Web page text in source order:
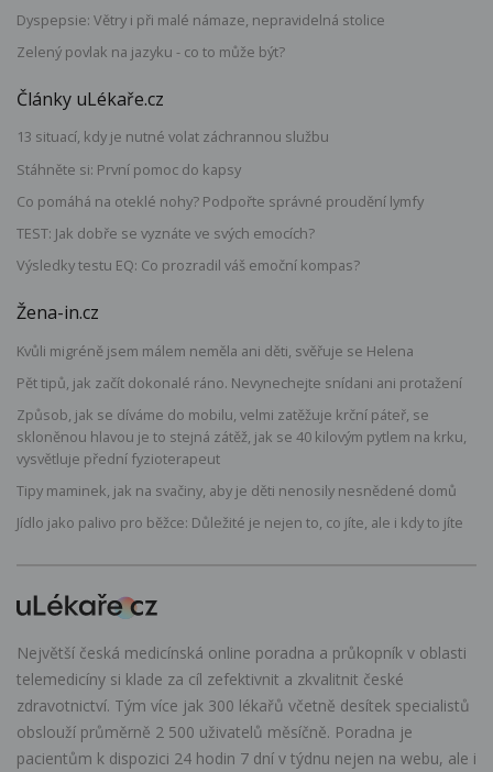
Dyspepsie: Větry i při malé námaze, nepravidelná stolice
Zelený povlak na jazyku - co to může být?
Články uLékaře.cz
13 situací, kdy je nutné volat záchrannou službu
Stáhněte si: První pomoc do kapsy
Co pomáhá na oteklé nohy? Podpořte správné proudění lymfy
TEST: Jak dobře se vyznáte ve svých emocích?
Výsledky testu EQ: Co prozradil váš emoční kompas?
Žena-in.cz
Kvůli migréně jsem málem neměla ani děti, svěřuje se Helena
Pět tipů, jak začít dokonalé ráno. Nevynechejte snídani ani protažení
Způsob, jak se díváme do mobilu, velmi zatěžuje krční páteř, se
skloněnou hlavou je to stejná zátěž, jak se 40 kilovým pytlem na krku,
vysvětluje přední fyzioterapeut
Tipy maminek, jak na svačiny, aby je děti nenosily nesnědené domů
Jídlo jako palivo pro běžce: Důležité je nejen to, co jíte, ale i kdy to jíte
Největší česká medicínská online poradna a průkopník v oblasti
telemedicíny si klade za cíl zefektivnit a zkvalitnit české
zdravotnictví. Tým více jak 300 lékařů včetně desítek specialistů
obslouží průměrně 2 500 uživatelů měsíčně. Poradna je
pacientům k dispozici 24 hodin 7 dní v týdnu nejen na webu, ale i